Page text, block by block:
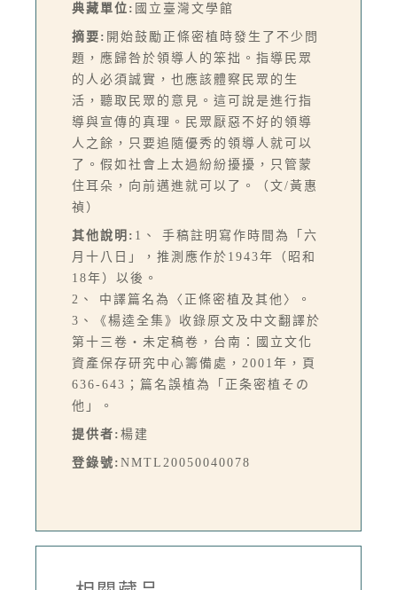
典藏單位: 國立臺灣文學館
摘要: 開始鼓勵正條密植時發生了不少問
題，應歸咎於領導人的笨拙。指導民眾
的人必須誠實，也應該體察民眾的生
活，聽取民眾的意見。這可說是進行指
導與宣傳的真理。民眾厭惡不好的領導
人之餘，只要追隨優秀的領導人就可以
了。假如社會上太過紛紛擾擾，只管蒙
住耳朵，向前邁進就可以了。（文/黃惠
禎）
其他說明: 1、 手稿註明寫作時間為「六
月十八日」，推測應作於1943年（昭和
18年）以後。
2、 中譯篇名為〈正條密植及其他〉。
3、《楊逵全集》收錄原文及中文翻譯於
第十三卷‧未定稿卷，台南：國立文化
資產保存研究中心籌備處，2001年，頁
636-643；篇名誤植為「正条密植その
他」。
提供者: 楊建
登錄號: NMTL20050040078